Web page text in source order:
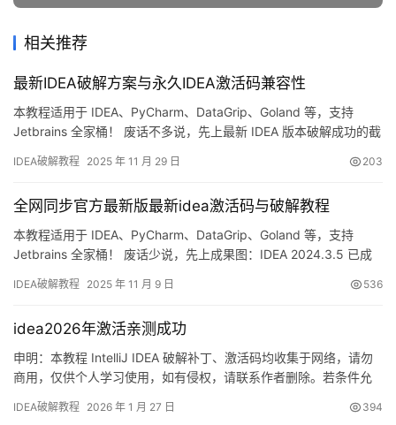
相关推荐
最新IDEA破解方案与永久IDEA激活码兼容性
本教程适用于 IDEA、PyCharm、DataGrip、Goland 等，支持
Jetbrains 全家桶！ 废话不多说，先上最新 IDEA 版本破解成功的截
我就将通过图文的方式，来详细讲解如何激活 IDEA 至 2099 年。当
统…
IDEA破解教程 2025 年 11 月 29 日 203
全网同步官方最新版最新idea激活码与破解教程
本教程适用于 IDEA、PyCharm、DataGrip、Goland 等，支持
Jetbrains 全家桶！ 废话少说，先上成果图：IDEA 2024.3.5 已成
激活，旧版本同样适用，Windows / macOS / Linux 全系统通用。
IDEA破解教程 2025 年 11 月 9 日 536
idea2026年激活亲测成功
申明：本教程 IntelliJ IDEA 破解补丁、激活码均收集于网络，请勿
商用，仅供个人学习使用，如有侵权，请联系作者删除。若条件允
解成功的截图，如下图，可以看到已经成功破解到 2099 年辣，舒
IDEA破解教程 2026 年 1 月 27 日 394